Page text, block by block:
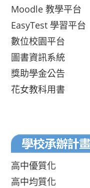
Moodle 教學平台
EasyTest 學習平台
數位校園平台
圖書資訊系統
獎助學金公告
花女教科用書
高中優質化
高中均質化